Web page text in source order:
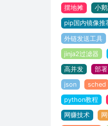
摆地摊 小
pip国内镜像推
外链发送工具
jinja2过滤器
高并发 部署
json sched
python教程
网赚技术